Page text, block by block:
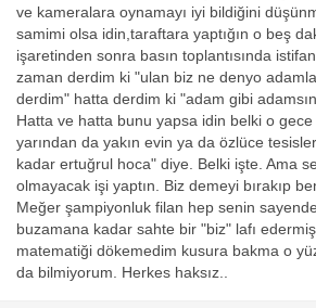
ve kameralara oynamayı iyi bildiğini
samimi olsa idin,taraftara yaptığın o beş
işaretinden sonra basın toplantısında
zaman derdim ki "ulan biz ne denyo
derdim" hatta derdim ki "adam gibi
Hatta ve hatta bunu yapsa idin belki o gece
yarından da yakın evin ya da özlüce
kadar ertuğrul hoca" diye. Belki işte. Ama
olmayacak işi yaptın. Biz demeyi bırakıp
Meğer şampiyonluk filan hep senin
buzamana kadar sahte bir "biz" lafı
matematiği dökemedim kusura bakma o
da bilmiyorum. Herkes haksız..